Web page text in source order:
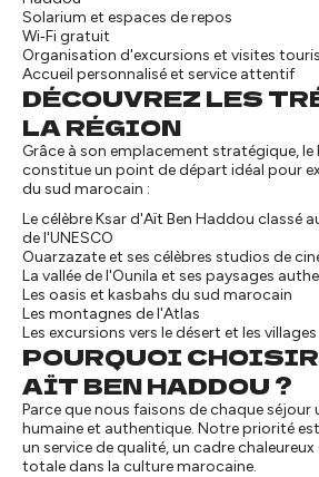
Solarium et espaces de repos
Wi‑Fi gratuit
Organisation d'excursions et visites
Accueil personnalisé et service attentif
DÉCOUVREZ LES
LA RÉGION
Grâce à son emplacement stratégique, le
constitue un point de départ idéal pour
du sud marocain :
Le célèbre Ksar d'Aït Ben Haddou classé
de l'UNESCO
Ouarzazate et ses célèbres studios de
La vallée de l'Ounila et ses paysages
Les oasis et kasbahs du sud marocain
Les montagnes de l'Atlas
Les excursions vers le désert et les
POURQUOI
AÏT BEN HADDOU ?
Parce que nous faisons de chaque séjour
humaine et authentique. Notre priorité
un service de qualité, un cadre
totale dans la culture marocaine.